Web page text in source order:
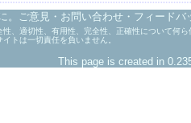
。ご意見・お問い合わせ・フィードバ
、適切性、有用性、完全性、正確性について何
トは一切責任を負いません。
This page is created in